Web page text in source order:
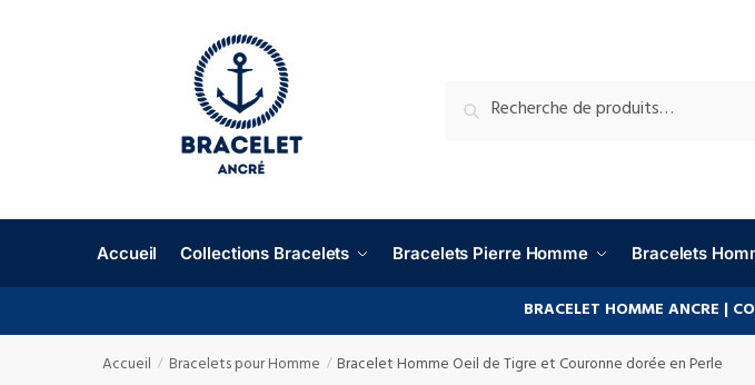
Accueil Collections Bracelets Bracelets Pierre Homme Bracelets
BRACELET HOMME ANCRE |
Accueil / Bracelets pour Homme / Bracelet Homme Oeil de Tigre et Couronne dorée en Perle